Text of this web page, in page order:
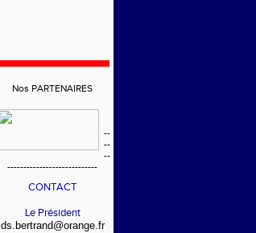
Nos PARTENAIRES
--
--
--
----------------------------
CONTACT
Le Président
ds.bertrand@orange.fr